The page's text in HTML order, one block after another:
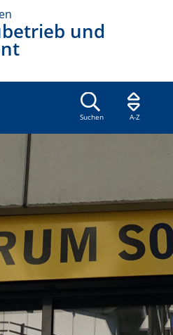
und
Suchen A-Z